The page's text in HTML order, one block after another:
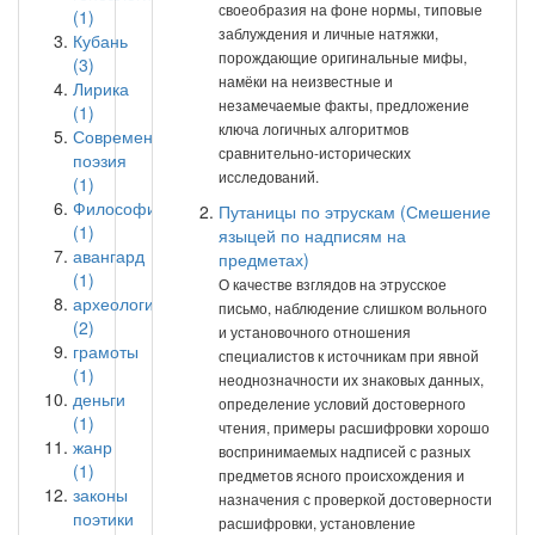
(1)
Кубань
(3)
Лирика
(1)
Современная
поэзия
(1)
Философия
(1)
авангард
(1)
археология
(2)
грамоты
(1)
деньги
(1)
жанр
(1)
законы
поэтики
своеобразия на фоне нормы, типовые
заблуждения и личные натяжки,
порождающие оригинальные мифы,
намёки на неизвестные и
незамечаемые факты, предложение
ключа логичных алгоритмов
сравнительно-исторических
исследований.
Путаницы по этрускам (Смешение
языцей по надписям на
предметах)
О качестве взглядов на этрусское
письмо, наблюдение слишком вольного
и установочного отношения
специалистов к источникам при явной
неоднозначности их знаковых данных,
определение условий достоверного
чтения, примеры расшифровки хорошо
воспринимаемых надписей с разных
предметов ясного происхождения и
назначения с проверкой достоверности
расшифровки, установление